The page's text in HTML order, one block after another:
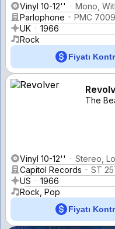
Vinyl 10-12''
Mono,
Parlophone
PMC 7009
UK
1966
Rock
Fiyatı
The
Vinyl 10-12''
Stereo,
Capitol Records
ST
US
1966
Rock, Pop
Fiyatı